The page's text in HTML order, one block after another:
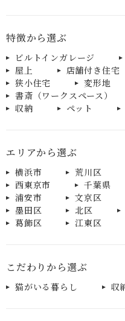
特徴から選ぶ
ビルトインガレージ
屋上
店舗付き住宅
狭小住宅
変形地
書斎（ワークスペース）
収納
ペット
エリアから選ぶ
横浜市 荒川区
西東京市
千葉県
浦安市
文京区
墨田区
北区
葛飾区
江東区
こだわりから選ぶ
猫がいる暮らし 収